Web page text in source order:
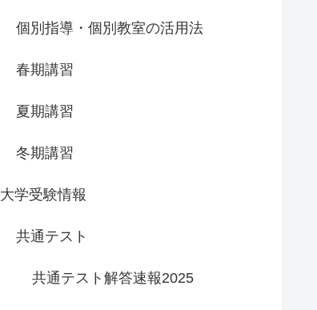
個別指導・個別教室の活用法
春期講習
夏期講習
冬期講習
大学受験情報
共通テスト
共通テスト解答速報2025